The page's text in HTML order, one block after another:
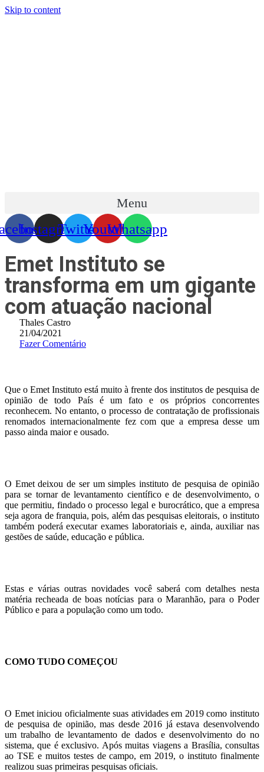
Skip to content
Menu
InstagramTwitterYoutubeWhatsapp
Emet Instituto se
transforma em um gigante
com atuação nacional
Thales Castro
21/04/2021
Fazer Comentário
Que o Emet Instituto está muito à frente dos institutos de pesquisa de
opinião de todo País é um fato e os próprios concorrentes
reconhecem. No entanto, o processo de contratação de profissionais
renomados internacionalmente fez com que a empresa desse um
passo ainda maior e ousado.
O Emet deixou de ser um simples instituto de pesquisa de opinião
para se tornar de levantamento científico e de desenvolvimento, o
que permitiu, findado o processo legal e burocrático, que a empresa
seja agora de franquia, pois, além das pesquisas eleitorais, o instituto
também poderá executar exames laboratoriais e, ainda, auxiliar nas
gestões de saúde, educação e pública.
Estas e várias outras novidades você saberá com detalhes nesta
matéria recheada de boas notícias para o Maranhão, para o Poder
Público e para a população como um todo.
COMO TUDO COMEÇOU
O Emet iniciou oficialmente suas atividades em 2019 como instituto
de pesquisa de opinião, mas desde 2016 já estava desenvolvendo
um trabalho de levantamento de dados e desenvolvimento do no
sistema, que é exclusivo. Após muitas viagens a Brasília, consultas
ao TSE e muitos testes de campo, em 2019, o instituto finalmente
realizou suas primeiras pesquisas oficiais.